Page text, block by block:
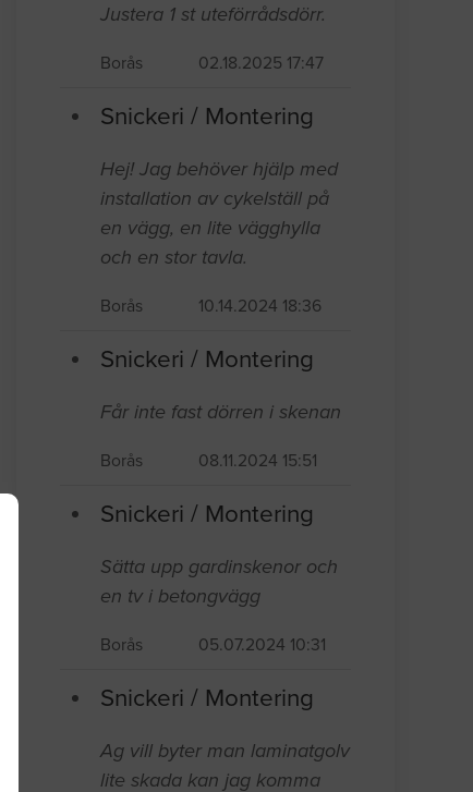
Justera 1 st uteförrådsdörr.
Borås 02.18.2025 17:47
Snickeri / Montering
Hej! Jag behöver hjälp med
installation av cykelställ på
en vägg, en lite vägghylla
och en stor tavla.
Borås 10.14.2024 18:36
Snickeri / Montering
Får inte fast dörren i skenan
Borås 08.11.2024 15:51
Snickeri / Montering
Sätta upp gardinskenor och
en tv i betongvägg
Borås 05.07.2024 10:31
Snickeri / Montering
Ag vill byter man laminatgolv
lite skada kan jag komma